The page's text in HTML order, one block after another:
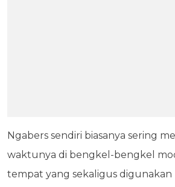
Ngabers sendiri biasanya sering
waktunya di bengkel-bengkel
tempat yang sekaligus